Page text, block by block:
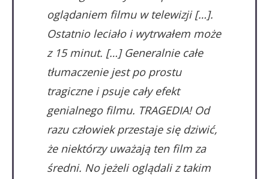
oglądaniem filmu w telewizji […].
Ostatnio leciało i wytrwałem może
z 15 minut. […] Generalnie całe
tłumaczenie jest po prostu
tragiczne i psuje cały efekt
genialnego filmu. TRAGEDIA! Od
razu człowiek przestaje się dziwić,
że niektórzy uważają ten film za
średni. No jeżeli oglądali z takim